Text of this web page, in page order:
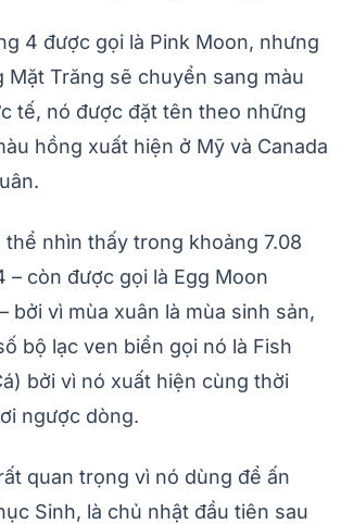
4 được gọi là Pink Moon, nhưng
Mặt Trăng sẽ chuyển sang màu
tế, nó được đặt tên theo những
hồng xuất hiện ở Mỹ và Canada
thể nhìn thấy trong khoảng 7.08
– còn được gọi là Egg Moon
bởi vì mùa xuân là mùa sinh sản,
bộ lạc ven biển gọi nó là Fish
bởi vì nó xuất hiện cùng thời
ngược dòng.
quan trọng vì nó dùng để ấn
Sinh, là chủ nhật đầu tiên sau